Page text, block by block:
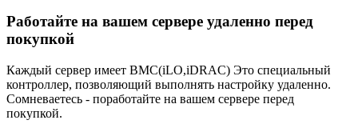
Работайте на вашем сервере удаленно перед
покупкой
Каждый сервер имеет BMC(iLO,iDRAC) Это специальный
контроллер, позволяющий выполнять настройку удаленно.
Сомневаетесь - поработайте на вашем сервере перед
покупкой.